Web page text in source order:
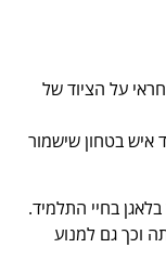
על הציוד של
איש בטחון שישמור
בחיי התלמיד.
וכך גם למנוע